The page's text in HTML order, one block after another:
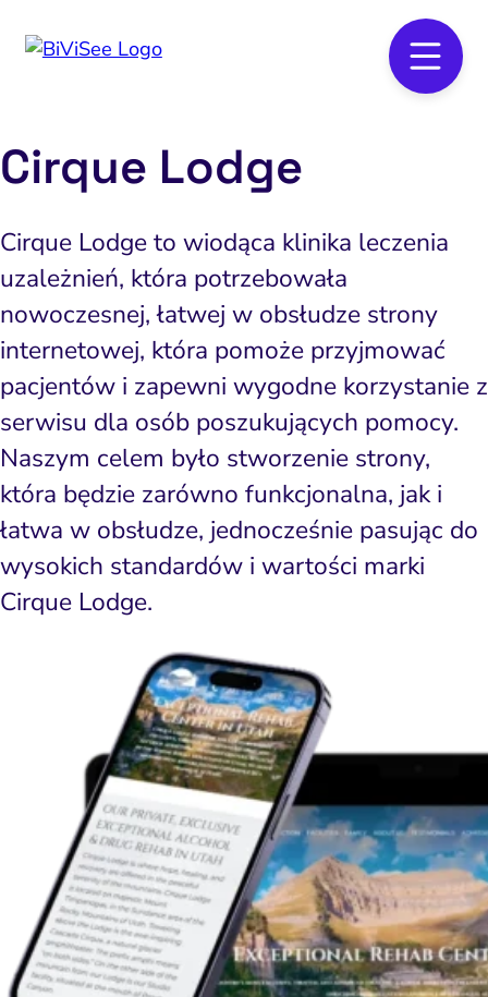
Cirque Lodge
Cirque Lodge to wiodąca klinika leczenia
uzależnień, która potrzebowała
nowoczesnej, łatwej w obsłudze strony
internetowej, która pomoże przyjmować
pacjentów i zapewni wygodne korzystanie z
serwisu dla osób poszukujących pomocy.
Naszym celem było stworzenie strony,
która będzie zarówno funkcjonalna, jak i
łatwa w obsłudze, jednocześnie pasując do
wysokich standardów i wartości marki
Cirque Lodge.